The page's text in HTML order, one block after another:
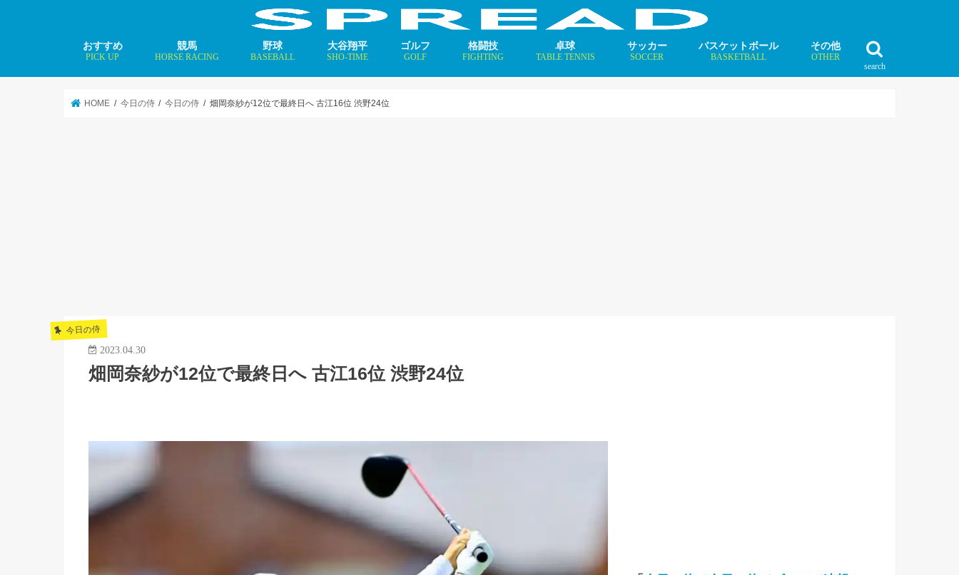
search
おすすめ
PICK UP
競馬
HORSE RACING
野球
BASEBALL
大谷翔平
SHO-TIME
ゴルフ
GOLF
格闘技
FIGHTING
卓球
TABLE TENNIS
サッカー
SOCCER
バスケットボール
BASKETBALL
その他
OTHER
HOME 今日の侍 今日の侍 畑岡奈紗が12位で最終日へ 古江16位 渋野24位
今日の侍
2023.04.30
畑岡奈紗が12位で最終日へ 古江16位 渋野24位